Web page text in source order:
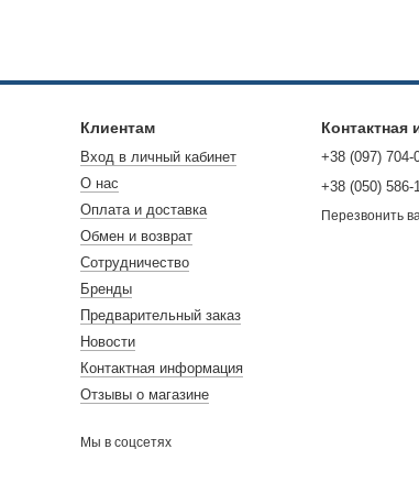
гривен.
рыбалки в Украине, приманки, воблеры или
на фурнитуру если планируете поехать на
водится разная рыба, поэтому в соответствии с
к ним должна быть высшего качества, ведь море там
менеджерам нашего магазина. Посоветуем то
Клиентам
Вход в личный кабинет
О нас
Оплата и доставка
Обмен и возврат
Сотрудничество
Бренды
Предварительный заказ
Новости
Контактная информация
Отзывы о магазине
Мы в соцсетях
+38 (097) 704-
+38 (050) 586-
Перезвонить